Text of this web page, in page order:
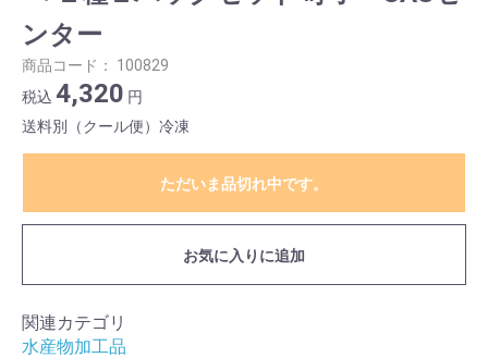
ンター
商品コード： 100829
税込 4,320 円
送料別（クール便）冷凍
ただいま品切れ中です。
お気に入りに追加
関連カテゴリ
水産物加工品